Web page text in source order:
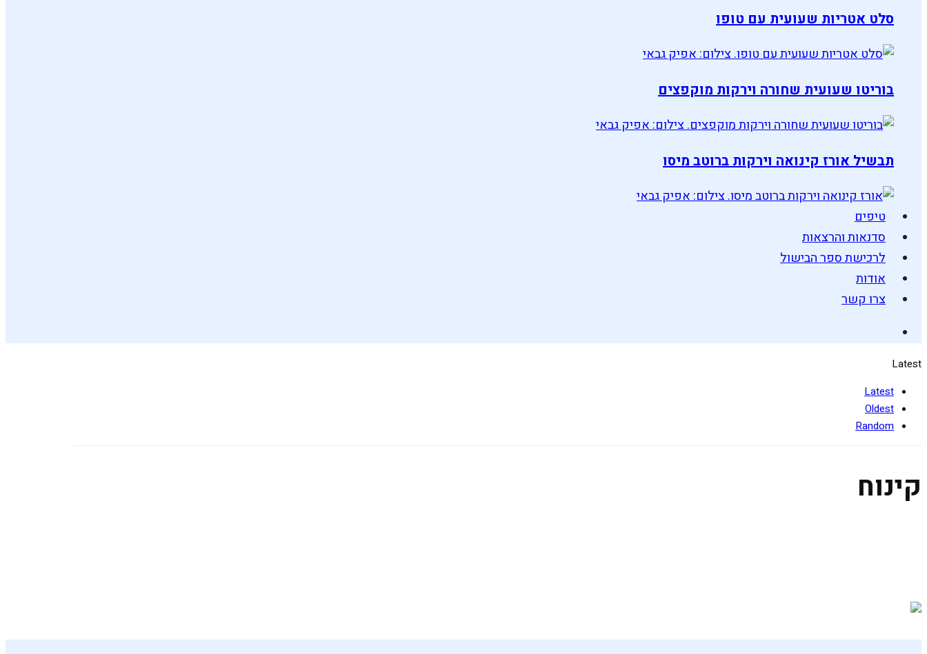
סלט אטריות שעועית עם טופו
בוריטו שעועית שחורה וירקות מוקפצים
תבשיל אורז קינואה וירקות ברוטב מיסו
טיפים
סדנאות והרצאות
לרכישת ספר הבישול
אודות
צרו קשר
Latest
Latest
Oldest
Random
קינוח